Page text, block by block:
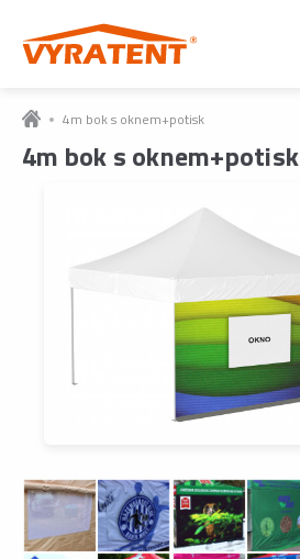
4m bok s oknem+potisk
4m bok s oknem+potisk